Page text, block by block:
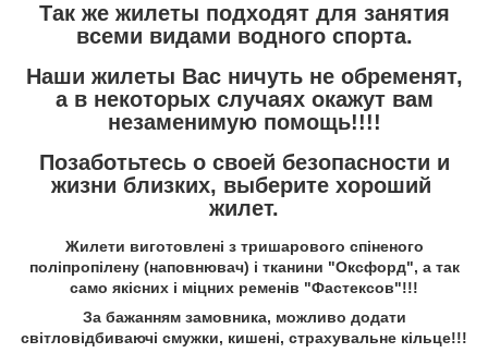
Так же жилеты подходят для занятия
всеми видами водного спорта.
Наши жилеты Вас ничуть не обременят,
а в некоторых случаях окажут вам
незаменимую помощь!!!!
Позаботьтесь о своей безопасности и
жизни близких, выберите хороший
жилет.
Жилети виготовлені з тришарового спіненого
поліпропілену (наповнювач) і тканини "Оксфорд", а так
само якісних і міцних ременів "Фастексов"!!!
За бажанням замовника, можливо додати
світловідбиваючі смужки, кишені, страхувальне кільце!!!